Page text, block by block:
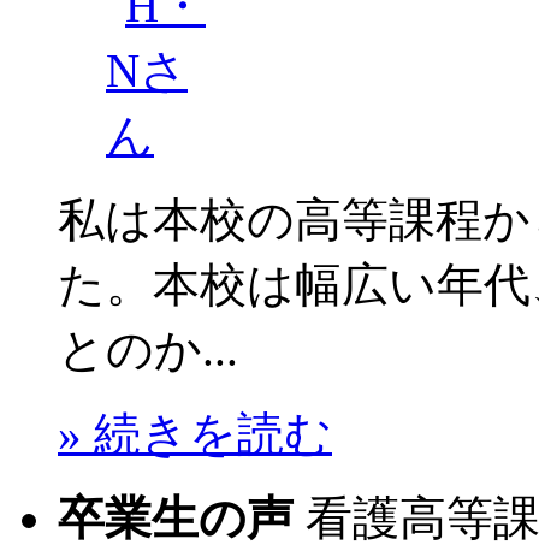
私は本校の高等課程
た。本校は幅広い年
とのか...
» 続きを読む
卒業生の声 看護高等